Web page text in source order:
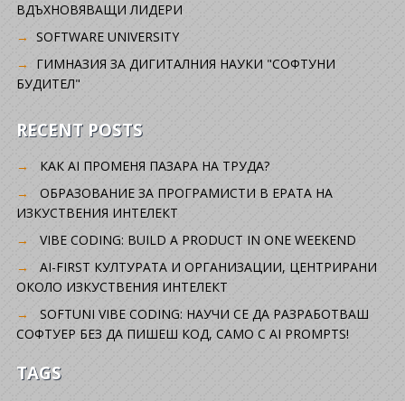
ВДЪХНОВЯВАЩИ ЛИДЕРИ
SOFTWARE UNIVERSITY
ГИМНАЗИЯ ЗА ДИГИТАЛНИЯ НАУКИ "СОФТУНИ
БУДИТЕЛ"
RECENT POSTS
КАК AI ПРОМЕНЯ ПАЗАРА НА ТРУДА?
ОБРАЗОВАНИЕ ЗА ПРОГРАМИСТИ В ЕРАТА НА
ИЗКУСТВЕНИЯ ИНТЕЛЕКТ
VIBE CODING: BUILD A PRODUCT IN ONE WEEKEND
AI-FIRST КУЛТУРАТА И ОРГАНИЗАЦИИ, ЦЕНТРИРАНИ
ОКОЛО ИЗКУСТВЕНИЯ ИНТЕЛЕКТ
SOFTUNI VIBE CODING: НАУЧИ СЕ ДА РАЗРАБОТВАШ
СОФТУЕР БЕЗ ДА ПИШЕШ КОД, САМО С AI PROMPTS!
TAGS